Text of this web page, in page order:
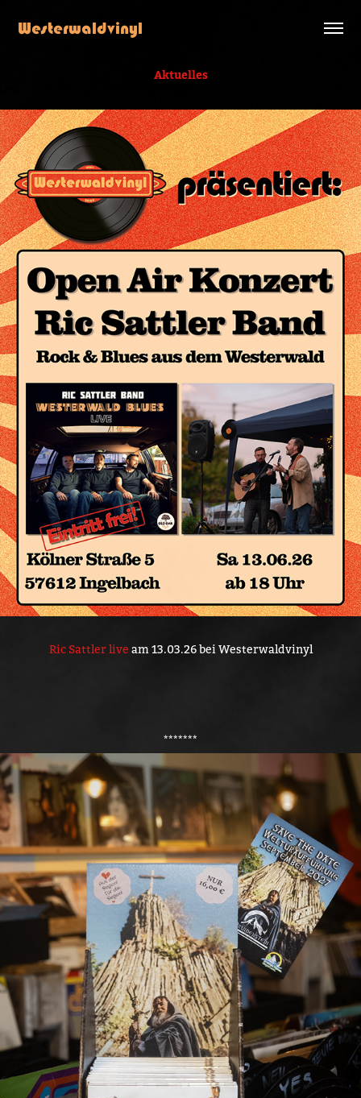
Westerwaldvinyl
Aktuelles
Ric Sattler live am 13.03.26 bei Westerwaldvinyl
​​​​​​​​​​​​​​*******